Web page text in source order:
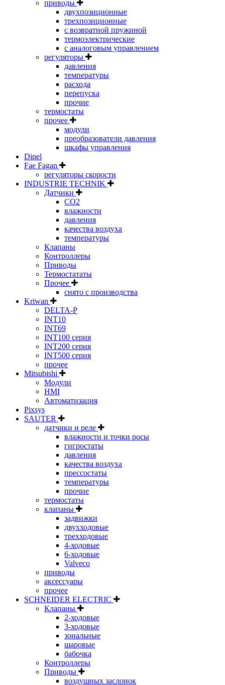
приводы
двухпозиционные
трехпозиционные
с возвратной пружиной
термоэлектрические
с аналоговым управлением
регуляторы
давления
температуры
расхода
перепуска
прочие
термостаты
прочее
модули
преобразователи давления
шкафы управления
Dinel
Fae Fagan
регуляторы скорости
INDUSTRIE TECHNIK
Датчики
CO2
влажности
давления
качества воздуха
температуры
Клапаны
Контроллеры
Приводы
Термостататы
Прочее
снято с производства
Kriwan
DELTA-P
INT10
INT69
INT100 серия
INT200 серия
INT500 серия
прочее
Mitsubishi
Модули
HMI
Автоматизация
Pixsys
SAUTER
датчики и реле
влажности и точки росы
гигростаты
давления
качества воздуха
прессостаты
температуры
прочие
термостаты
клапаны
задвижки
двухходовые
трехходовые
4-ходовые
6-ходовые
Valveco
приводы
аксессуары
прочее
SCHNEIDER ELECTRIC
Клапаны
2-ходовые
3-ходовые
зональные
шаровые
бабочка
Контроллеры
Приводы
воздушных заслонок